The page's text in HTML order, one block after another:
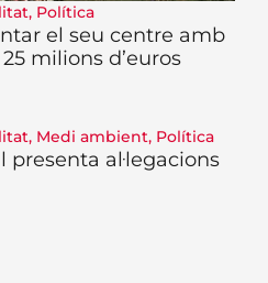
, Política
el seu centre amb
milions d’euros
, Medi ambient, Política
presenta al·legacions